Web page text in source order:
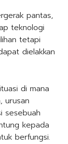
pantas,
teknologi
tetapi
dielakkan
di mana
urusan
sesebuah
kepada
berfungsi.